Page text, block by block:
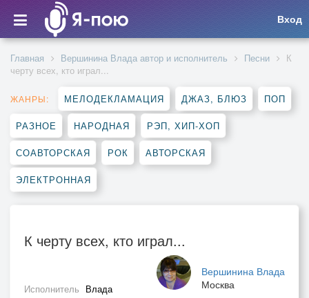
Вход
Главная Вершинина Влада автор и исполнитель Песни
К
черту всех, кто играл...
ЖАНРЫ: МЕЛОДЕКЛАМАЦИЯ ДЖАЗ, БЛЮЗ ПОП
РАЗНОЕ НАРОДНАЯ РЭП, ХИП-ХОП
СОАВТОРСКАЯ РОК АВТОРСКАЯ
ЭЛЕКТРОННАЯ
К черту всех, кто играл...
Вершинина Влада
Москва
Исполнитель Влада